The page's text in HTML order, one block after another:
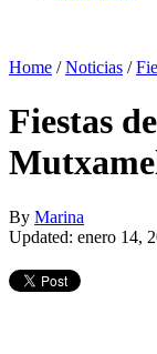
Home /Noticias /
Fiestas
By Marina
Updated: enero 14,